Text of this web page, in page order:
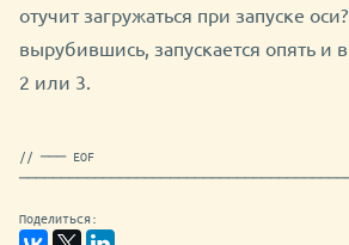
отучит загружаться при запуске
вырубившись, запускается опять и
2 или 3.
// ─── EOF
Поделиться: